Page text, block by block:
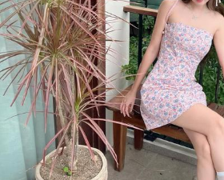
Đọc Thanh Niên trên điện thoại
Theo dõi báo trên
Hotline Liên hệ